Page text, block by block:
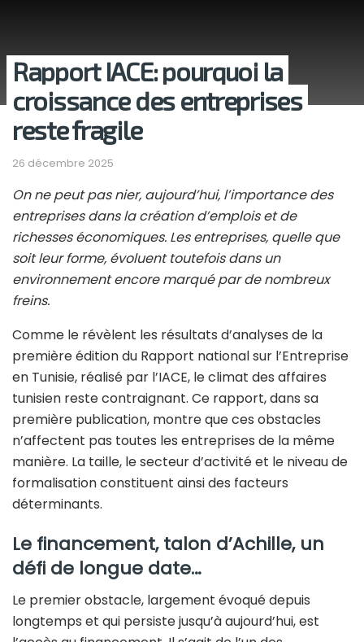
Rapport IACE: pourquoi la
croissance des entreprises
reste fragile
26 décembre 2025
On ne peut pas nier, aujourd’hui, l’importance des
entreprises dans la création d’emplois et de
richesses économiques. Les entreprises, quelle que
soit leur forme, évoluent toutefois dans un
environnement encore marqué par de nombreux
freins.
Comme le révèlent les résultats d’analyses de la
première édition du Rapport national sur l’Entreprise
en Tunisie, réalisé par l’IACE, le climat des affaires
tunisien reste contraignant. Ce rapport, dans sa
première publication, montre que ces obstacles
n’affectent pas toutes les entreprises de la même
manière. La taille, le secteur d’activité et le niveau de
formalisation constituent ainsi des facteurs
déterminants.
Le financement, talon d’Achille, un
défi de longue date…
Le premier obstacle, largement évoqué depuis
longtemps et qui persiste jusqu’à aujourd’hui, est